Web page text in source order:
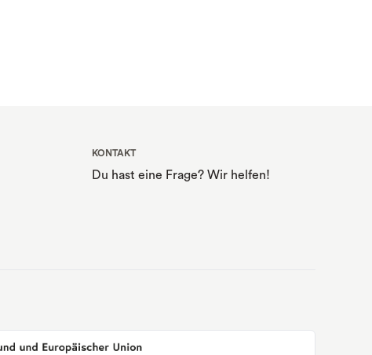
KONTAKT
Du hast eine Frage? Wir helfen!